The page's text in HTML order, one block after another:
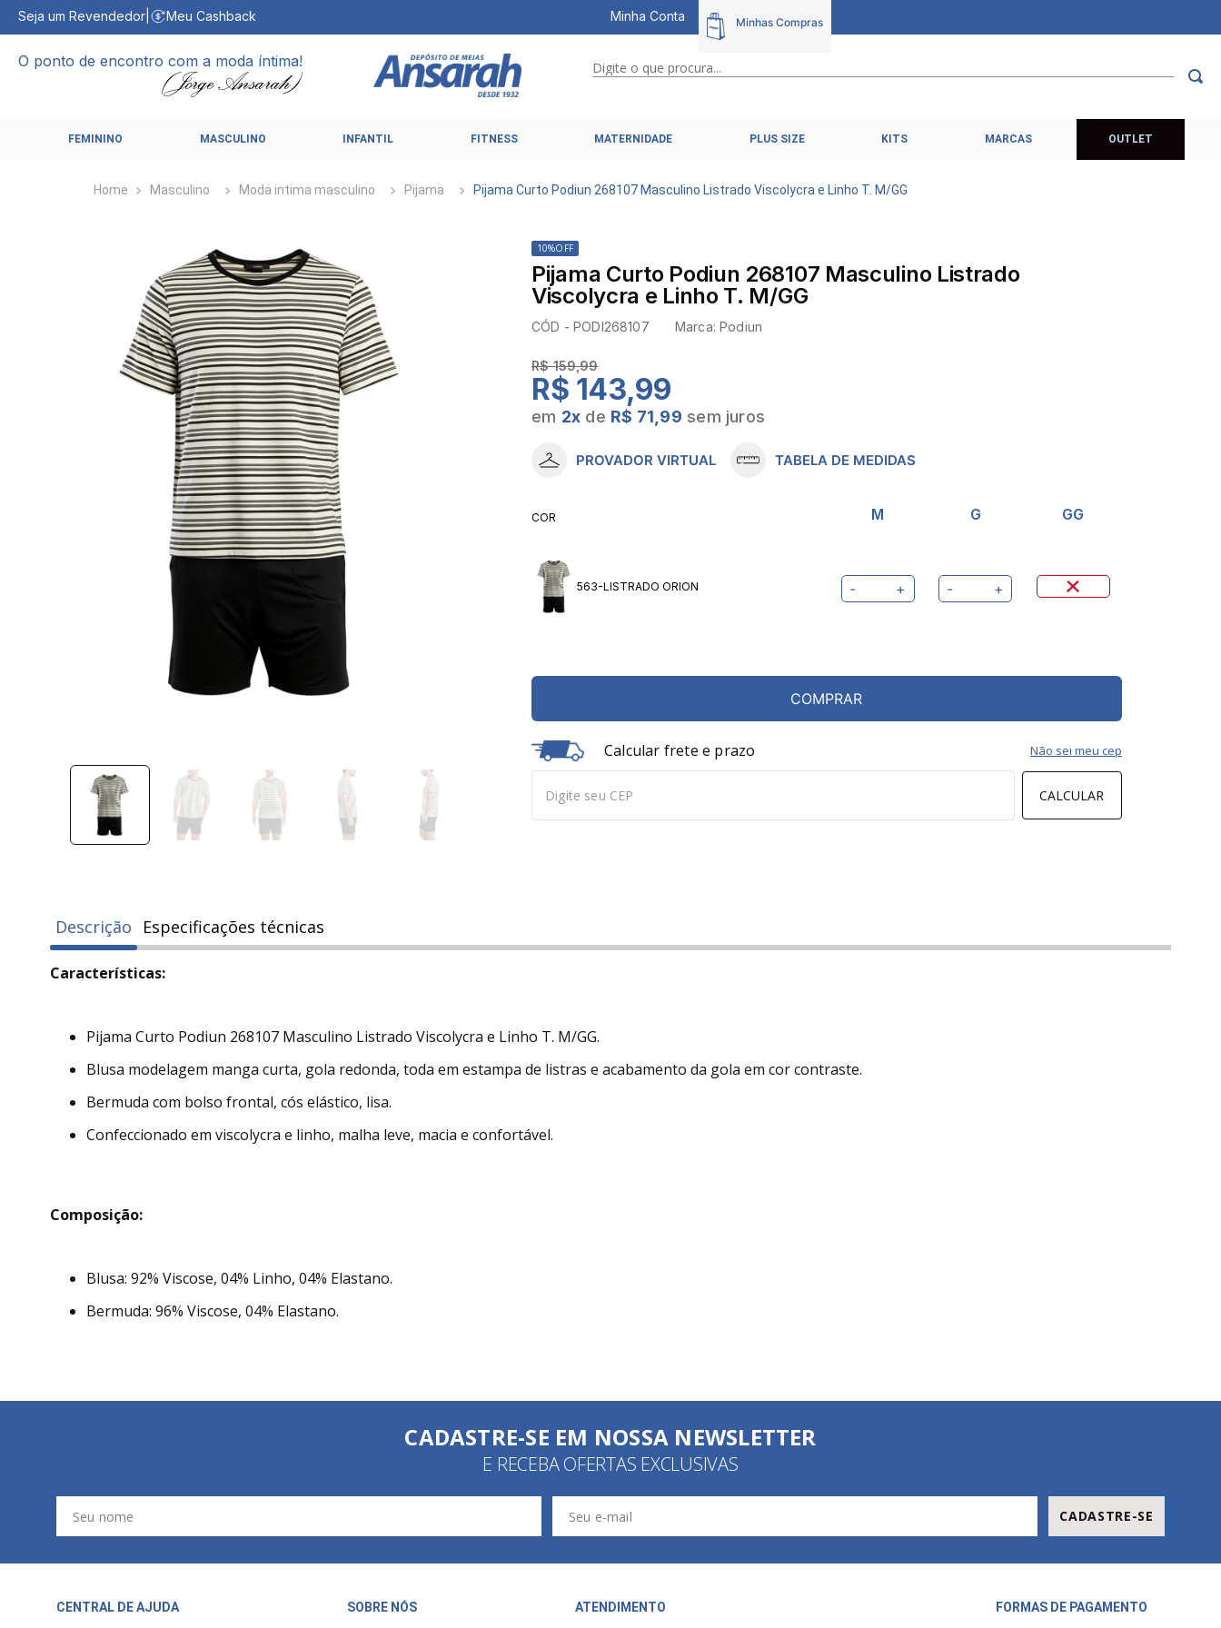
Seja um Revendedor Meu Cashback Minha Conta
O ponto de encontro com a moda íntima! Digite o que procura...
FEMININO MASCULINO INFANTIL FITNESS MATERNIDADE PLUS SIZE KITS MARCAS OUTLET
Masculino Moda intima masculino Pijama Pijama Curto Podiun 268107 Masculino Listrado Viscolycra e Linho T. M/GG
10%OFF
Pijama Curto Podiun 268107 Masculino Listrado
Viscolycra e Linho T. M/GG
CÓD -PODI268107 Marca:Podiun
R$ 159,99
R$ 143,99
em 2x de R$ 71,99 sem juros
PROVADOR VIRTUAL TABELA DE MEDIDAS
COR M G GG
563-LISTRADO ORION - + - +
COMPRAR
Calcular frete e prazo
CALCULAR
Não sei meu cep
Descrição Especificações técnicas
Características:
Pijama Curto Podiun 268107 Masculino Listrado Viscolycra e Linho T. M/GG.
Blusa modelagem manga curta, gola redonda, toda em estampa de listras e acabamento da gola em cor contraste.
Bermuda com bolso frontal, cós elástico, lisa.
Confeccionado em viscolycra e linho, malha leve, macia e confortável.
Composição:
Blusa: 92% Viscose, 04% Linho, 04% Elastano.
Bermuda: 96% Viscose, 04% Elastano.
CADASTRE-SE EM NOSSA NEWSLETTER
E RECEBA OFERTAS EXCLUSIVAS
CADASTRE-SE
CENTRAL DE AJUDA SOBRE NÓS ATENDIMENTO FORMAS DE PAGAMENTO
1 º
calcinhas
5º
sutiã liz
6º
sutias
7º
sutiã plus size
9º
pijama